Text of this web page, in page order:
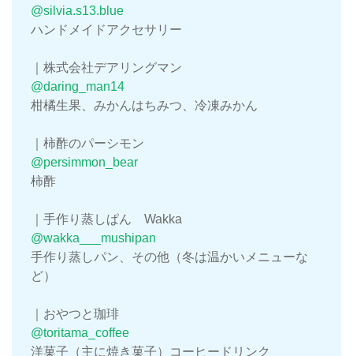
@silvia.s13.blue
ハンドメイドアクセサリー
｜株式会社デアリングマン
@daring_man14
柑橘生果、みかんはちみつ、冷凍みかん
｜柿酢のパーシモン
@persimmon_bear
柿酢
｜手作り蒸しぱん Wakka
@wakka___mushipan
手作り蒸しパン、その他（冬は温かいメニューな
ど）
｜おやつと珈琲
@toritama_coffee
洋菓子（主に焼き菓子）コーヒードリンク